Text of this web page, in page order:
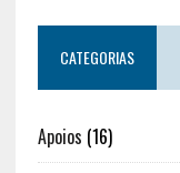
CATEGORIAS
Apoios (16)